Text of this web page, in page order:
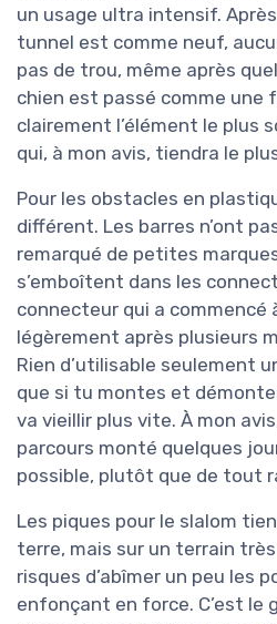
un usage ultra intensif.
tunnel est comme neuf,
pas de trou, même après
chien est passé comme une
clairement l’élément le plus
qui, à mon avis, tiendra le
Pour les obstacles en
différent. Les barres n’ont
remarqué de petites
s’emboîtent dans les
connecteur qui a commencé
légèrement après plusieurs
Rien d’utilisable seulement
que si tu montes et
va vieillir plus vite. À mon
parcours monté quelques
possible, plutôt que de tout
Les piques pour le slalom
terre, mais sur un terrain
risques d’abîmer un peu les
enfonçant en force. C’est le